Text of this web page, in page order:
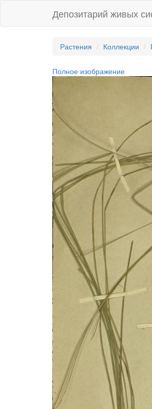
Депозитарий живых
Растения Коллекции
Полное изображение